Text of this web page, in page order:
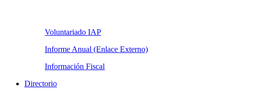
Voluntariado IAP
Informe Anual (Enlace Externo)
Información Fiscal
Directorio